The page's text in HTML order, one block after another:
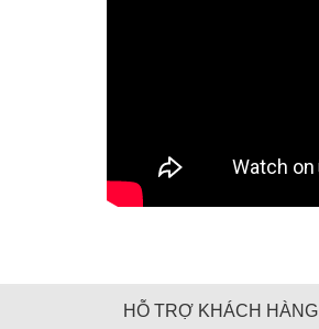
HỖ TRỢ KHÁCH HÀNG